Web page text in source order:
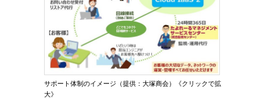
サポート体制のイメージ（提供：大塚商会）《クリックで拡
大》